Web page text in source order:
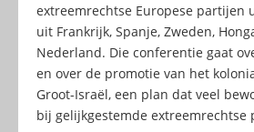
extreemrechtse Europese partijen
uit Frankrijk, Spanje, Zweden,
Nederland. Die conferentie gaat
en over de promotie van het
Groot-Israël, een plan dat veel
bij gelijkgestemde extreemrechtse